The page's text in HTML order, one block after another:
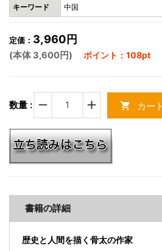
キーワード 中国
定価： 3,960円
(本体 3,600円) ポイント：108pt
数量 : remove add shopping_cart カー
書籍の詳細
歴史と人間を描く骨太の作家